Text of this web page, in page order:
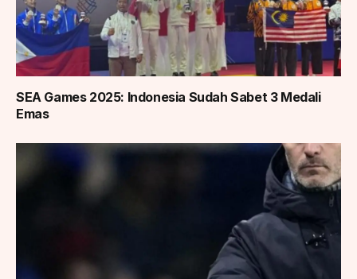
SEA Games 2025: Indonesia Sudah Sabet 3 Medali
Emas